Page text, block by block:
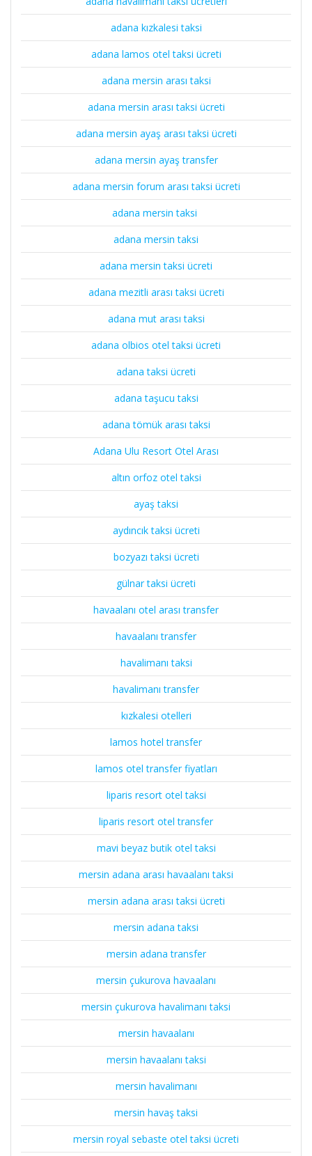
adana kızkalesi taksi
adana lamos otel taksi ücreti
adana mersin arası taksi
adana mersin arası taksi ücreti
adana mersin ayaş arası taksi ücreti
adana mersin ayaş transfer
adana mersin forum arası taksi ücreti
adana mersin taksi
adana mersin taksi
adana mersin taksi ücreti
adana mezitli arası taksi ücreti
adana mut arası taksi
adana olbios otel taksi ücreti
adana taksi ücreti
adana taşucu taksi
adana tömük arası taksi
Adana Ulu Resort Otel Arası
altın orfoz otel taksi
ayaş taksi
aydıncık taksi ücreti
bozyazı taksi ücreti
gülnar taksi ücreti
havaalanı otel arası transfer
havaalanı transfer
havalimanı taksi
havalimanı transfer
kızkalesi otelleri
lamos hotel transfer
lamos otel transfer fiyatları
liparis resort otel taksi
liparis resort otel transfer
mavi beyaz butik otel taksi
mersin adana arası havaalanı taksi
mersin adana arası taksi ücreti
mersin adana taksi
mersin adana transfer
mersin çukurova havaalanı
mersin çukurova havalimanı taksi
mersin havaalanı
mersin havaalanı taksi
mersin havalimanı
mersin havaş taksi
mersin royal sebaste otel taksi ücreti